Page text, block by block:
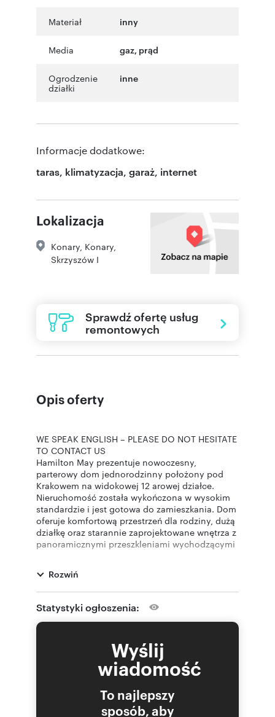
Materiał inny
Media gaz, prąd
Ogrodzenie
działki
inne
Informacje dodatkowe:
taras, klimatyzacja, garaż, internet
Lokalizacja
Konary Konary
Skrzyszów I
Sprawdź ofertę usług
remontowych
Opis oferty
WE SPEAK ENGLISH – PLEASE DO NOT HESITATE
TO CONTACT US
Hamilton May prezentuje nowoczesny,
parterowy dom jednorodzinny położony pod
Krakowem na widokowej 12 arowej działce.
Nieruchomość została wykończona w wysokim
standardzie i jest gotowa do zamieszkania. Dom
oferuje komfortową przestrzeń dla rodziny, dużą
działkę oraz starannie zaprojektowane wnętrza z
panoramicznymi przeszkleniami wychodzącymi
użytkowania w 2022 roku. Parterowy układ
zapewnia wygodę codziennego użytkowania
oraz czytelny podział na strefę dzienną i
prywatną. W części dziennej duże przeszklenia
zapewniają doskonałe doświetlenie wnętrz i
* niezwykle przestronny salon z kominkiem
* otwarta kuchnia w zabudowie na wymiar z
* gabinet mogący pełnić funkcję pokoju
gościnnego (z zabudową meblową)
Rozwiń
Statystyki ogłoszenia:
Wyślij
wiadomość
To najlepszy
sposób, aby